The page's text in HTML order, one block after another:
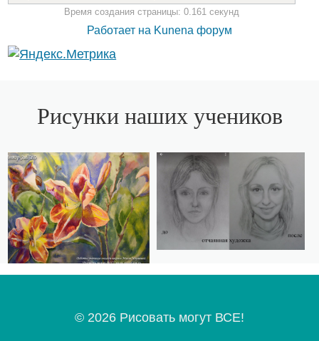
Время создания страницы: 0.161 секунд
Работает на Kunena форум
Рисунки наших учеников
© 2026 Рисовать могут ВСЕ!